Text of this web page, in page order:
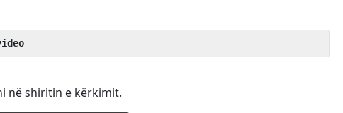
në shiritin e kërkimit.